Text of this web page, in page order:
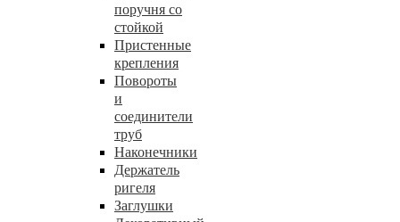
поручня со
стойкой
Пристенные
крепления
Повороты
и
соединители
труб
Наконечники
Держатель
ригеля
Заглушки